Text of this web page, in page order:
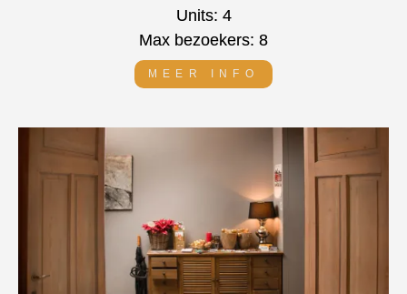
Units: 4
Max bezoekers: 8
MEER INFO